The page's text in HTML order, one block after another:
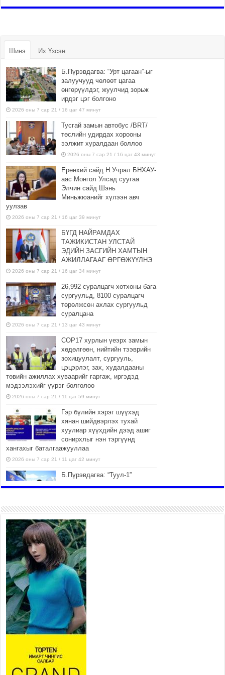
Шинэ Их Үзсэн
Б.Пүрэвдагва: “Урт цагаан”-ыг
залуучууд чөлөөт цагаа
өнгөрүүлдэг, жуулчид зорьж
ирдэг цэг болгоно
2026 оны 7 сар 21 / 16 цаг 47 минут
Тусгай замын автобус /BRT/
төслийн удирдах хорооны
ээлжит хуралдаан боллоо
2026 оны 7 сар 21 / 16 цаг 43 минут
Ерөнхий сайд Н.Учрал БНХАУ-
аас Монгол Улсад суугаа
Элчин сайд Шэнь
Миньжюанийг хүлээн авч
уулзав
2026 оны 7 сар 21 / 16 цаг 39 минут
БҮГД НАЙРАМДАХ
ТАЖИКИСТАН УЛСТАЙ
ЭДИЙН ЗАСГИЙН ХАМТЫН
АЖИЛЛАГААГ ӨРГӨЖҮҮЛНЭ
2026 оны 7 сар 21 / 16 цаг 34 минут
26,992 суралцагч хотхоны бага
сургуульд, 8100 суралцагч
төрөлжсөн ахлах сургуульд
суралцана
2026 оны 7 сар 21 / 13 цаг 43 минут
COP17 хурлын үеэрх замын
хөдөлгөөн, нийтийн тээврийн
зохицуулалт, сургууль,
цэцэрлэг, зах, худалдааны
төвийн ажиллах хуваарийг гаргаж, иргэдэд
мэдээлэхийг үүрэг болголоо
2026 оны 7 сар 21 / 11 цаг 59 минут
Гэр бүлийн хэрэг шүүхэд
хянан шийдвэрлэх тухай
хуулиар хүүхдийн дээд ашиг
сонирхлыг нэн тэргүүнд
хангахыг баталгаажууллаа
2026 оны 7 сар 21 / 11 цаг 42 минут
Б.Пүрэвдагва: “Туул-1”
2026 оны 7 сар 21 / 10 цаг 15 минут
НИЙСЛЭЛ, АЙМГИЙН
УДИРДЛАГУУДЫН АЖЛЫГ
ХҮНД СУРТЛЫГ БУУРУУЛЖ,
ИРГЭД, АЖ АХУЙН НЭГЖИЙН
АЧААГ ХЭРХЭН ХӨНГӨЛСНӨӨР ДҮГНЭНЭ
2026 оны 7 сар 21 / 10 цаг 09 минут
Байнгын хорооны дарга
М.Мандхай Цөлжилттэй
тэмцэх тухай НҮБ-ын
конвенцын талуудын 17 дугаар
бага хурал (СОР17)-ын бэлтгэл ажлын явцтай
танилцлаа
2026 оны 7 сар 21 / 10 цаг 03 минут
Б.Пүрэвдагва: Бүтээн байгуулалтын аливаа
ажил инженерийн хангамжийн байгууллагуудын